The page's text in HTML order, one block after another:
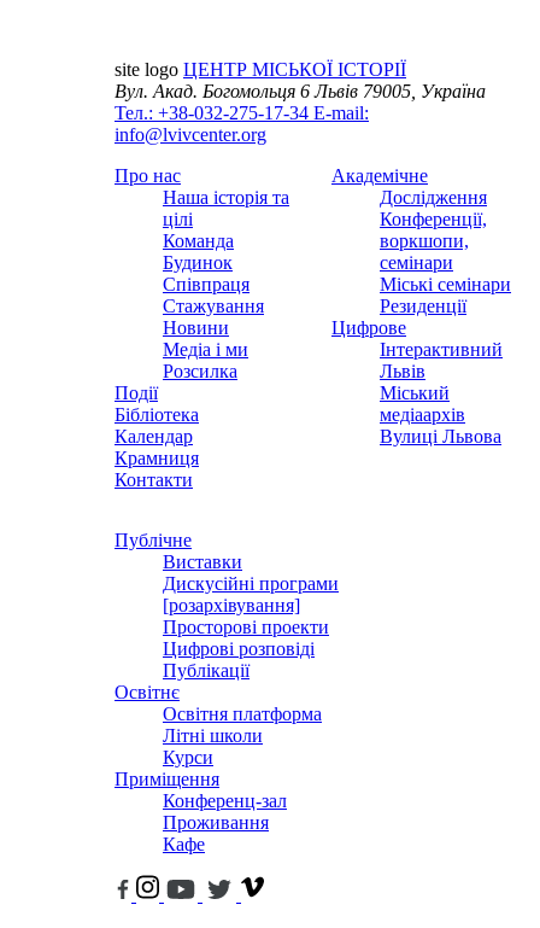
site logo ЦЕНТР МІСЬКОЇ ІСТОРІЇ
Вул. Акад. Богомольця 6Львів 79005, Україна
Тел.: +38-032-275-17-34 E-mail:
info@lvivcenter.org
Про нас
Наша історія та
цілі
Команда
Будинок
Співпраця
Стажування
Новини
Медіа і ми
Розсилка
Події
Бібліотека
Календар
Крамниця
Контакти
Академічне
Дослідження
Конференції,
воркшопи,
семінари
Міські семінари
Резиденції
Цифрове
Інтерактивний
Львів
Міський
медіаархів
Вулиці Львова
Публічне
Виставки
Дискусійні програми
[розархівування]
Просторові проекти
Цифрові розповіді
Публікації
Освітнє
Освітня платформа
Літні школи
Курси
Приміщення
Конференц-зал
Проживання
Кафе